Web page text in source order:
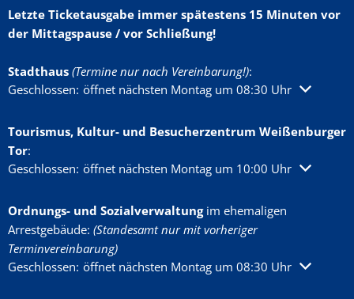
Letzte Ticketausgabe immer spätestens 15 Minuten vor
der Mittagspause / vor Schließung!
Stadthaus (Termine nur nach Vereinbarung!):
Klicken, um weitere Öffnungs- oder Schließzeiten auszublenden
Geschlossen: öffnet nächsten Montag um 08:30 Uhr
Tourismus, Kultur- und Besucherzentrum Weißenburger
Tor:
Klicken, um weitere Öffnungs- oder Schließzeiten auszublenden
Geschlossen: öffnet nächsten Montag um 10:00 Uhr
Ordnungs- und Sozialverwaltungim ehemaligen
Arrestgebäude: (Standesamt nur mit vorheriger
Terminvereinbarung)
Klicken, um weitere Öffnungs- oder Schließzeiten auszublenden
Geschlossen: öffnet nächsten Montag um 08:30 Uhr